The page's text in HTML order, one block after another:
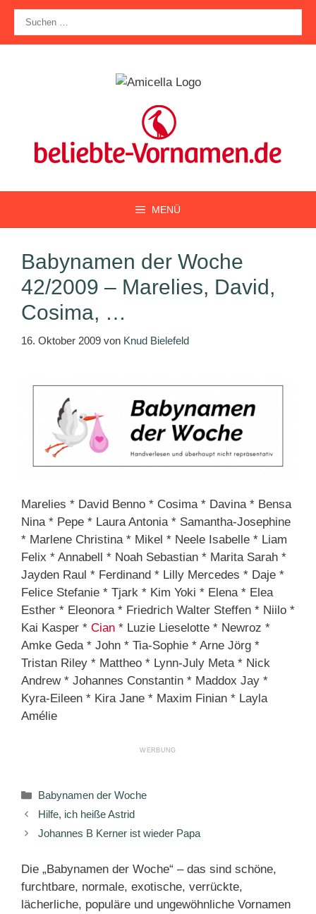
Zum
Inhalt
springen
nach:
MENÜ
Babynamen der Woche
42/2009 – Marelies, David,
Cosima, …
16. Oktober 2009 von Knud Bielefeld
Marelies * David Benno * Cosima * Davina * Bensa
Nina * Pepe * Laura Antonia * Samantha-Josephine
* Marlene Christina * Mikel * Neele Isabelle * Liam
Felix * Annabell * Noah Sebastian * Marita Sarah *
Jayden Raul * Ferdinand * Lilly Mercedes * Daje *
Felice Stefanie * Tjark * Kim Yoki * Elena * Elea
Esther * Eleonora * Friedrich Walter Steffen * Niilo *
Kai Kasper * Cian * Luzie Lieselotte * Newroz *
Amke Geda * John * Tia-Sophie * Arne Jörg *
Tristan Riley * Mattheo * Lynn-July Meta * Nick
Andrew * Johannes Constantin * Maddox Jay *
Kyra-Eileen * Kira Jane * Maxim Finian * Layla
Amélie
Kategorien
Babynamen der Woche
Hilfe, ich heiße Astrid
Johannes B Kerner ist wieder Papa
Die „Babynamen der Woche“ – das sind schöne,
furchtbare, normale, exotische, verrückte,
lächerliche, populäre und ungewöhnliche Vornamen